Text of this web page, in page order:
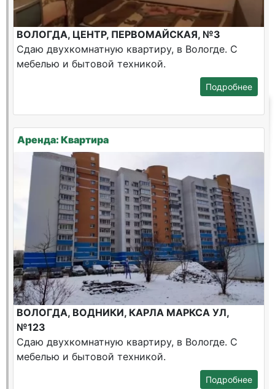
ВОЛОГДА, ЦЕНТР, ПЕРВОМАЙСКАЯ, №3
Сдаю двухкомнатную квартиру, в Вологде. С
мебелью и бытовой техникой.
Подробнее
Аренда: Квартира
ВОЛОГДА, ВОДНИКИ, КАРЛА МАРКСА УЛ,
№123
Сдаю двухкомнатную квартиру, в Вологде. С
мебелью и бытовой техникой.
Подробнее